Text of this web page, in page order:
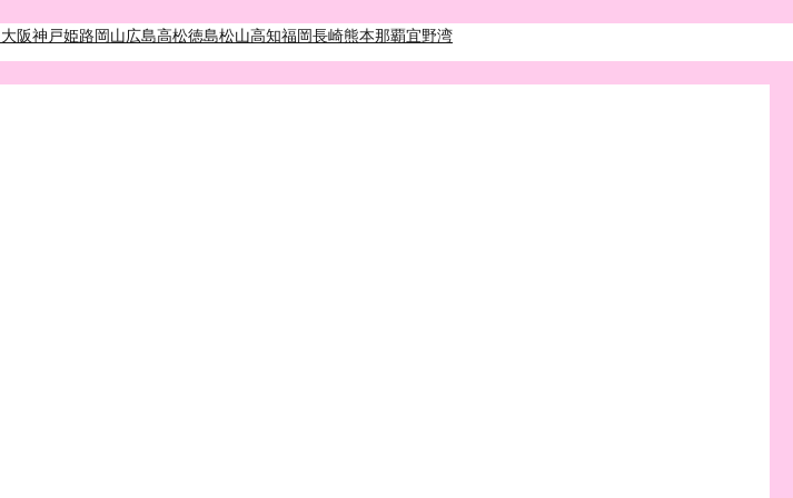
大阪神戸姫路岡山広島高松徳島松山高知福岡長崎熊本那覇宜野湾